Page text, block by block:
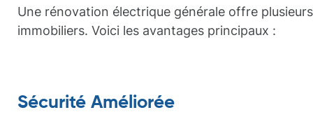
Une rénovation électrique générale offre
immobiliers. Voici les avantages principaux :
Sécurité Améliorée